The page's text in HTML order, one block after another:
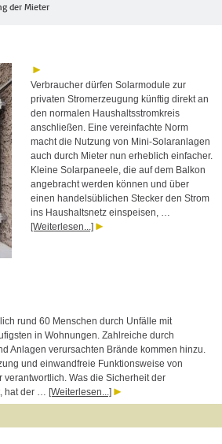
der Mieter
Verbraucher dürfen Solarmodule zur
privaten Stromerzeugung künftig direkt an
den normalen Haushaltsstromkreis
anschließen. Eine vereinfachte Norm
macht die Nutzung von Mini-Solaranlagen
auch durch Mieter nun erheblich einfacher.
Kleine Solarpaneele, die auf dem Balkon
angebracht werden können und über
einen handelsüblichen Stecker den Strom
ins Haushaltsnetz einspeisen, …
[Weiterlesen...]
rund 60 Menschen durch Unfälle mit
in Wohnungen. Zahlreiche durch
Anlagen verursachten Brände kommen hinzu.
und einwandfreie Funktionsweise von
verantwortlich. Was die Sicherheit der
hat der … [Weiterlesen...]